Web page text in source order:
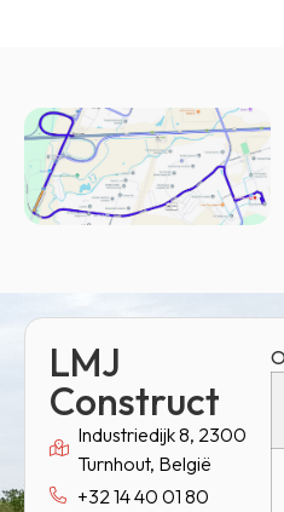
LMJ
Construct
Industriedijk 8, 2300
Turnhout, België
+32 14 40 01 80